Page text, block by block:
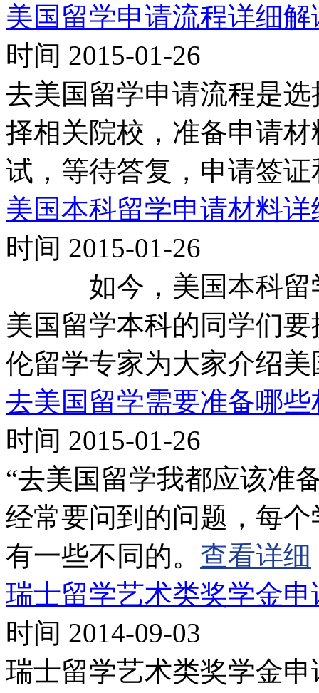
美国留学申请流程详细解
时间 2015-01-26
去美国留学申请流程是
择相关院校，准备申请
试，等待答复，申请签
美国本科留学申请材料详
时间 2015-01-26
如今，美国本科留学
美国留学本科的同学们
伦留学专家为大家介绍
去美国留学需要准备哪些
时间 2015-01-26
“去美国留学我都应该准
经常要问到的问题，每
有一些不同的。 查看详细
瑞士留学艺术类奖学金
时间 2014-09-03
瑞士留学艺术类奖学金